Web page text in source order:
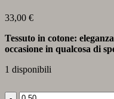
33,00 €
Tessuto in cotone:
occasione in qualcosa di
1 disponibili
Tessitura